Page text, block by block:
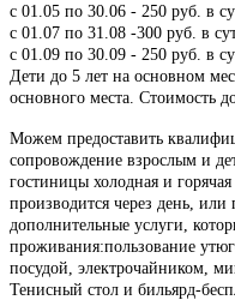
с 01.05 по 30.06 - 250 руб. в
с 01.07 по 31.08 -300 руб. в
с 01.09 по 30.09 - 250 руб. в
Дети до 5 лет на основном
основного места. Стоимость
Можем предоставить
сопровождение взрослым и
гостиницы холодная и
производится через день,
дополнительные услуги,
проживания:пользование
посудой, электрочайником,
Тенисный стол и бильярд-